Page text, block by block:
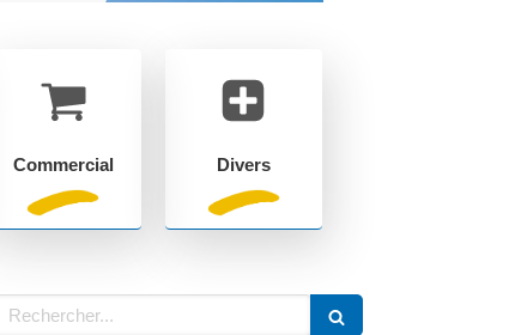
Commercial Divers
Rechercher